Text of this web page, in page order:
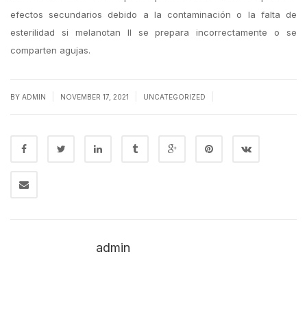
efectos secundarios debido a la contaminación o la falta de
esterilidad si melanotan II se prepara incorrectamente o se
comparten agujas.
BY ADMIN NOVEMBER 17, 2021 UNCATEGORIZED
admin